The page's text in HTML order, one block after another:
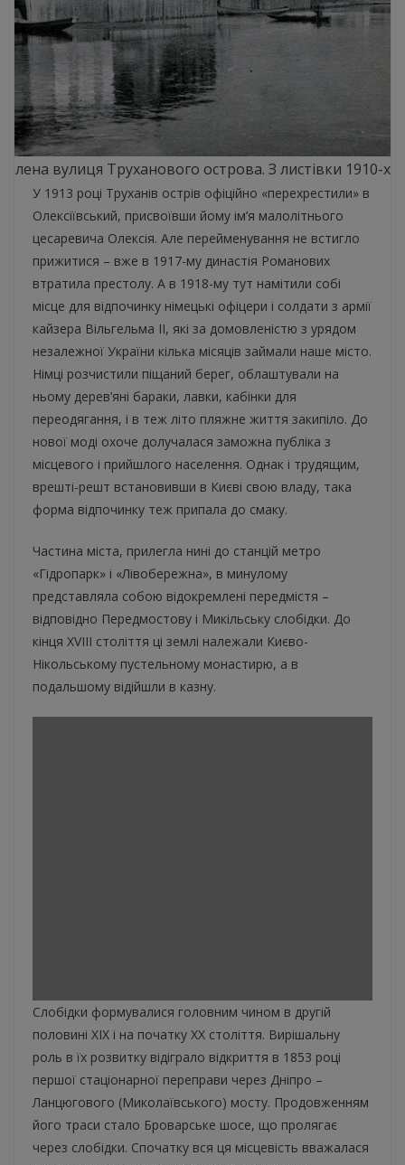
вулиця Труханового острова. З листівки 1910-х
У 1913 році Труханів острів офіційно «перехрестили» в
Олексіївський, присвоївши йому ім’я малолітнього
цесаревича Олексія. Але перейменування не встигло
прижитися – вже в 1917-му династія Романових
втратила престолу. А в 1918-му тут намітили собі
місце для відпочинку німецькі офіцери і солдати з армії
кайзера Вільгельма II, які за домовленістю з урядом
незалежної України кілька місяців займали наше місто.
Німці розчистили піщаний берег, облаштували на
ньому дерев’яні бараки, лавки, кабінки для
переодягання, і в теж літо пляжне життя закипіло. До
нової моді охоче долучалася заможна публіка з
місцевого і прийшлого населення. Однак і трудящим,
врешті-решт встановивши в Києві свою владу, така
форма відпочинку теж припала до смаку.
Частина міста, прилегла нині до станцій метро
«Гідропарк» і «Лівобережна», в минулому
представляла собою відокремлені передмістя –
відповідно Передмостову і Микільську слобідки. До
кінця XVIII століття ці землі належали Києво-
Нікольському пустельному монастирю, а в
подальшому відійшли в казну.
Слобідки формувалися головним чином в другій
половині XIX і на початку ХХ століття. Вирішальну
роль в їх розвитку відіграло відкриття в 1853 році
першої стаціонарної переправи через Дніпро –
Ланцюгового (Миколаївського) мосту. Продовженням
його траси стало Броварське шосе, що пролягає
через слобідки. Спочатку вся ця місцевість вважалася